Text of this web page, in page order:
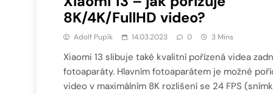
8K/4K/FullHD video?
Adolf Pupík 14.03.2023 0 3 Mins
Xiaomi 13 slibuje také kvalitní pořízená videa
fotoaparáty. Hlavním fotoaparátem je možné
video v maximálním 8K rozlišení se 24 FPS